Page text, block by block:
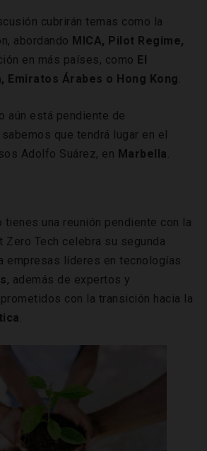
cubrirán temas como la
abordando MICA, Pilot Regime,
en más países, como El
Emiratos Árabes o Hong Kong.
aún está pendiente de
que tendrá lugar en el
Adolfo Suárez, en Marbella.
tienes una reunión pendiente con la
Zero Tech celebra su segunda
empresas líderes en tecnologías
, además de expertos y
con la transición hacia la
.